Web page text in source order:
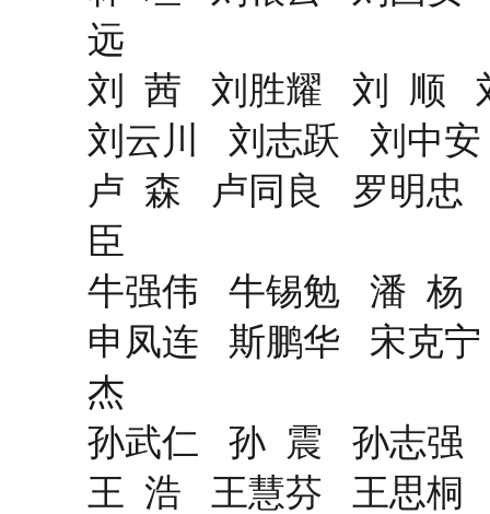
远
刘 茜 刘胜耀 刘 顺
刘云川 刘志跃 刘中
卢 森 卢同良 罗明忠
臣
牛强伟 牛锡勉 潘 杨
申凤连 斯鹏华 宋克
杰
孙武仁 孙 震 孙志强
王 浩 王慧芬 王思桐